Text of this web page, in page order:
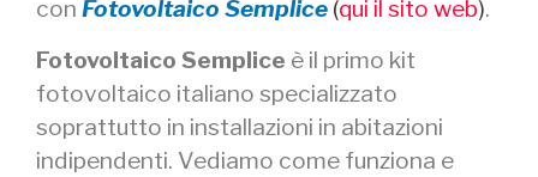
con Fotovoltaico Semplice (qui il sito web).
Fotovoltaico Semplice è il primo kit
fotovoltaico italiano specializzato
soprattutto in installazioni in abitazioni
indipendenti. Vediamo come funziona e